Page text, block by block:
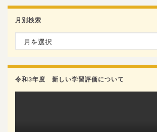
月別検索
月別検索
令和3年度 新しい学習評価について